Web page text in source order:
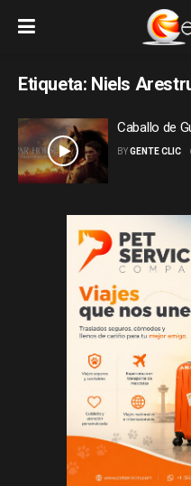
Etiqueta: Niels
Caballo de
BYGENTE CLIC